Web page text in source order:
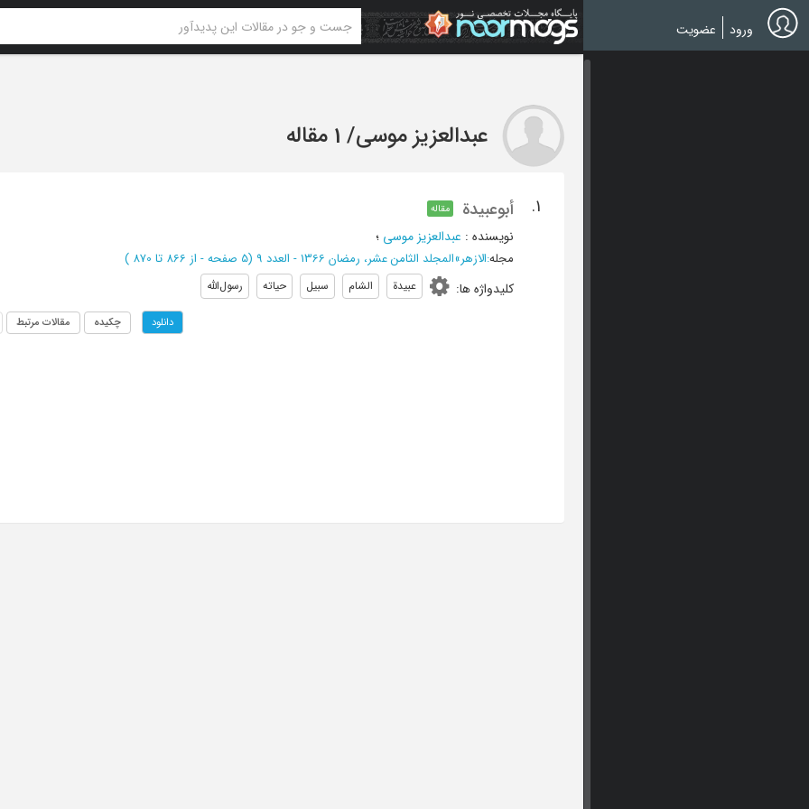
Skip
to
main
ورود عضویت
عبدالعزیز موسی/ 1 مقاله
1. أبوعبیدة مقاله
نویسنده : عبدالعزیز موسی ؛
مجله:الازهر»المجلد الثامن عشر، رمضان 1366 - العدد 9 (‎5 صفحه - از 866 تا 870 )
کلیدواژه ها: عبیدة الشام سبیل حیاته رسول‌الله
دانلود چکیده مقالات مرتبط